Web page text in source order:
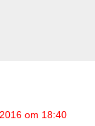
om 18:40